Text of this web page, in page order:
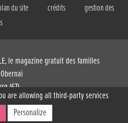
du site crédits
gestion des
le magazine gratuit des familles
(67)
73 54
are allowing all third-party services
Personalize